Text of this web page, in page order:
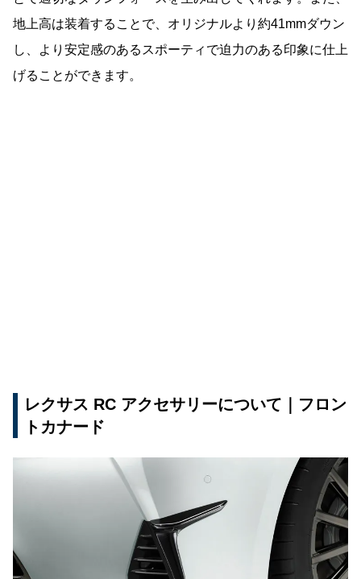
地上高は装着することで、オリジナルより約41mmダウン
し、より安定感のあるスポーティで迫力のある印象に仕上
げることができます。
レクサス RC アクセサリーについて｜フロン
トカナード